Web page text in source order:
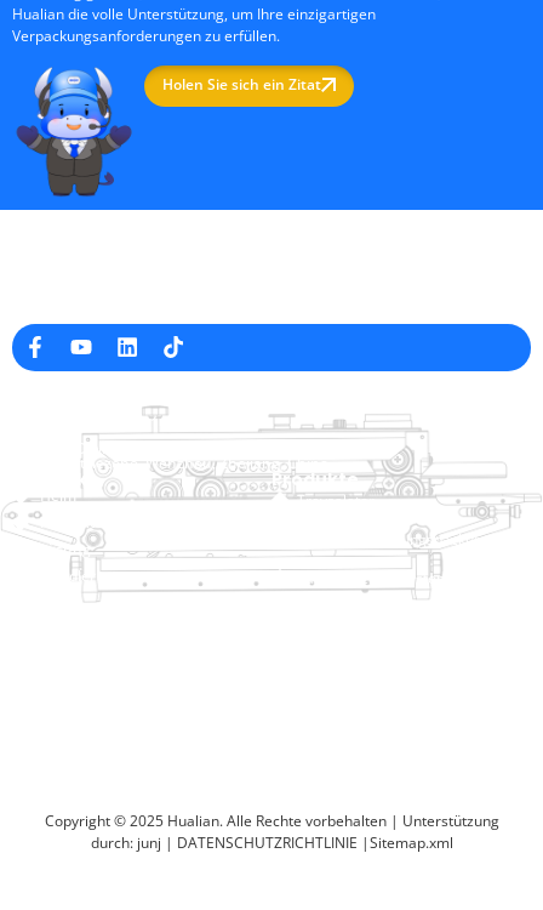
Hualian die volle Unterstützung, um Ihre einzigartigen
Verpackungsanforderungen zu erfüllen.
Holen Sie sich ein Zitat
Hilfelink
Heim
Produkte
Lösung
Händler
Produkte
Traysalator
Taschenschließsysteme
+8613738733841
Nr. 2 Dawei Road, Gaoxiang
Industriezone, Wenzhou, Zhejiang, China
Copyright © 2025 Hualian. Alle Rechte vorbehalten | Unterstützung
durch: junj | DATENSCHUTZRICHTLINIE |Sitemap.xml